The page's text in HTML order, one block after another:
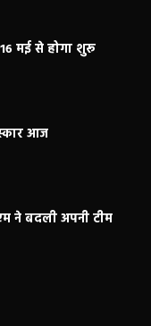
मई से होगा शुरू
आज
ने बदली अपनी टीम